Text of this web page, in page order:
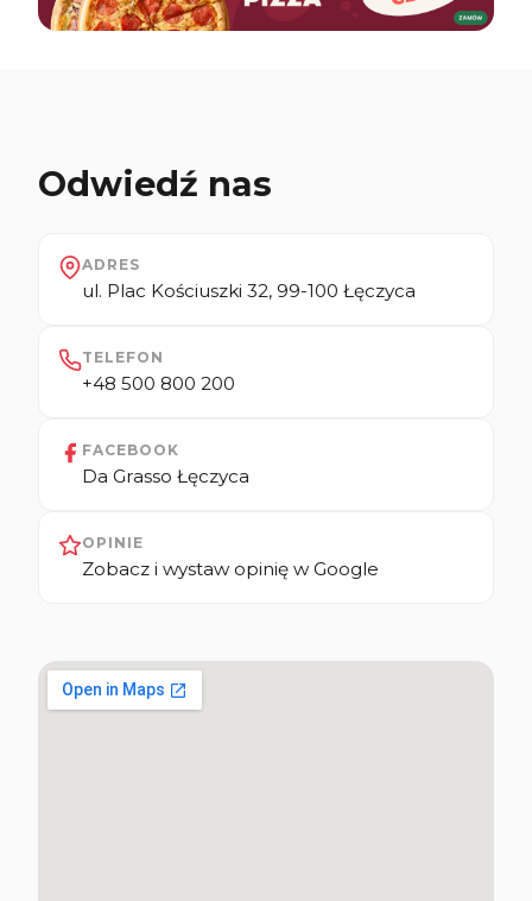
Odwiedź nas
ADRES
ul. Plac Kościuszki 32, 99-100 Łęczyca
TELEFON
+48 500 800 200
FACEBOOK
Da Grasso Łęczyca
OPINIE
Zobacz i wystaw opinię w Google